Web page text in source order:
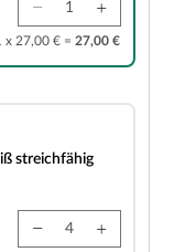
x 27,00 € = 27,00 €
streichfähig